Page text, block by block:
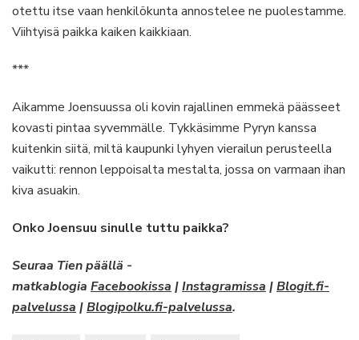
otettu itse vaan henkilökunta annostelee ne puolestamme.
Viihtyisä paikka kaiken kaikkiaan.
***
Aikamme Joensuussa oli kovin rajallinen emmekä päässeet
kovasti pintaa syvemmälle. Tykkäsimme Pyryn kanssa
kuitenkin siitä, miltä kaupunki lyhyen vierailun perusteella
vaikutti: rennon leppoisalta mestalta, jossa on varmaan ihan
kiva asuakin.
Onko Joensuu sinulle tuttu paikka?
Seuraa Tien päällä -
matkablogia Facebookissa |Instagramissa |Blogit.fi-
palvelussa |Blogipolku.fi-palvelussa.